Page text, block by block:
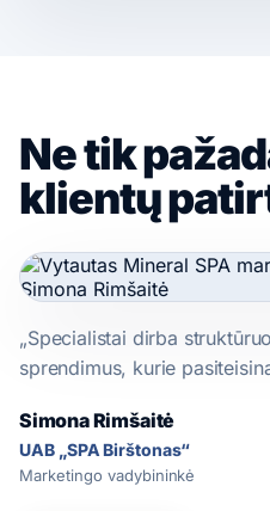
Ne tik
klientų
„Specialistai dirba
sprendimus, kurie
Simona Rimšaitė
UAB „SPA Birštonas“
Marketingo vadybininkė